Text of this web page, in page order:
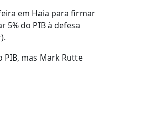
em Haia para firmar
5% do PIB à defesa
PIB, mas Mark Rutte